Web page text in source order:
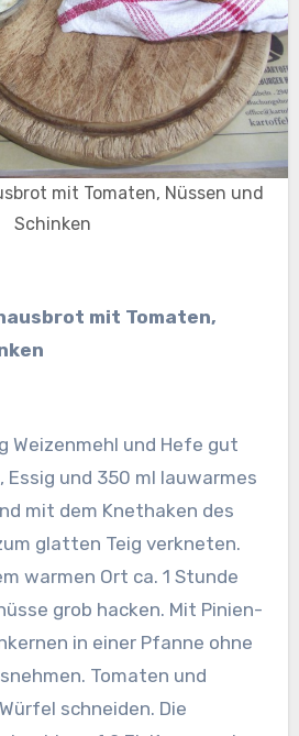
mit Tomaten, Nüssen und
Schinken
Weizenmehl und Hefe gut
Essig und 350 ml lauwarmes
mit dem Knethaken des
glatten Teig verkneten.
warmen Ort ca. 1 Stunde
grob hacken. Mit Pinien-
in einer Pfanne ohne
Tomaten und
schneiden. Die